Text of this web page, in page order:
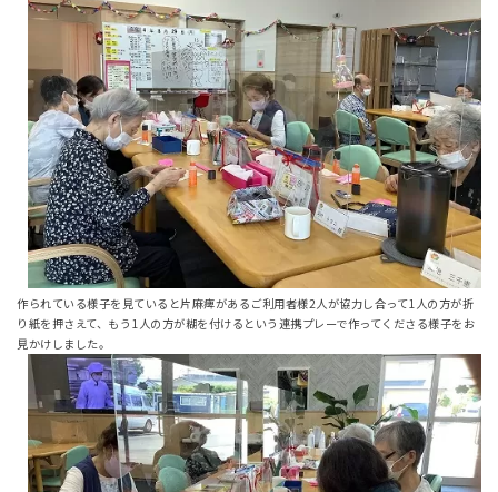
作られている様子を見ていると片麻痺があるご利用者様2人が協力し合って1人の方が折
り紙を押さえて、もう1人の方が糊を付けるという連携プレーで作ってくださる様子をお
見かけしました。